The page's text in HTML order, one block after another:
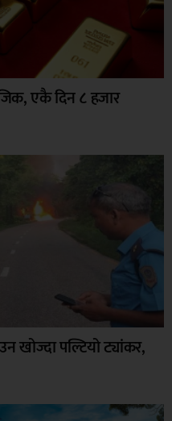
एकै दिन ८ हजार
पल्टियो ट्यांकर,